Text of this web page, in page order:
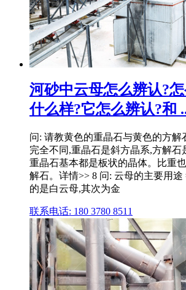
河砂中云母怎么辨认?
什么样?它怎么辨认?和
问: 请教黄色的重晶石与黄色的方解
完全不同,重晶石是斜方晶系,方解石
重晶石基本都是板状的晶体。比重
解石。详情>> 8 问: 云母的主要用
的是白云母,其次为金
联系电话: 180 3780 8511